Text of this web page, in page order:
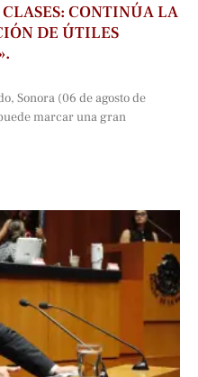
CLASES: CONTINÚA LA
DE ÚTILES
Sonora (06 de agosto de
marcar una gran